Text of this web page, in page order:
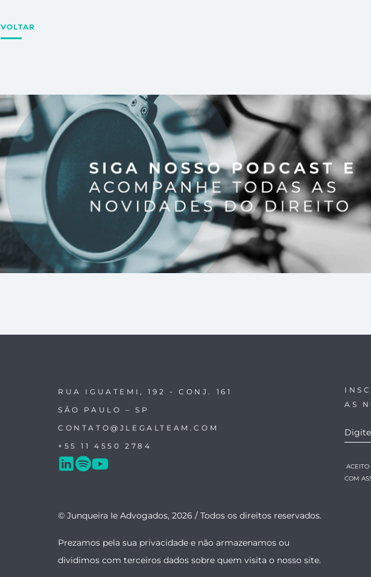
VOLTAR
RUA IGUATEMI, 192 - CONJ. 161
SÃO PAULO – SP
CONTATO@JLEGALTEAM.COM
+55 11 4550 2784
AS
COM
© Junqueira Ie Advogados, 2026 / Todos os direitos reservados.
Prezamos pela sua privacidade e não armazenamos ou
dividimos com terceiros dados sobre quem visita o nosso site.